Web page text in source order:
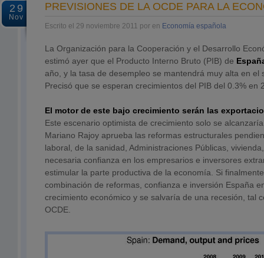
29
Nov
PREVISIONES DE LA OCDE PARA LA
Escrito el 29 noviembre 2011 por en Economía española
La Organización para la Cooperación y el Desarrollo
estimó ayer que el Producto Interno Bruto (PIB) de
año, y la tasa de desempleo se mantendrá muy alta en el
Precisó que se esperan crecimientos del PIB del 0.3% en
El motor de este bajo crecimiento serán las
Este escenario optimista de crecimiento solo se
Mariano Rajoy aprueba las reformas estructurales
laboral, de la sanidad, Administraciones Públicas,
necesaria confianza en los empresarios e inversores
estimular la parte productiva de la economía. Si
combinación de reformas, confianza e inversión España
crecimiento económico y se salvaría de una recesión, tal
OCDE.